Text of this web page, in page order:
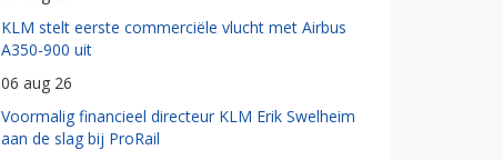
KLM stelt eerste commerciële vlucht met Airbus
A350-900 uit
06 aug 26
Voormalig financieel directeur KLM Erik Swelheim
aan de slag bij ProRail